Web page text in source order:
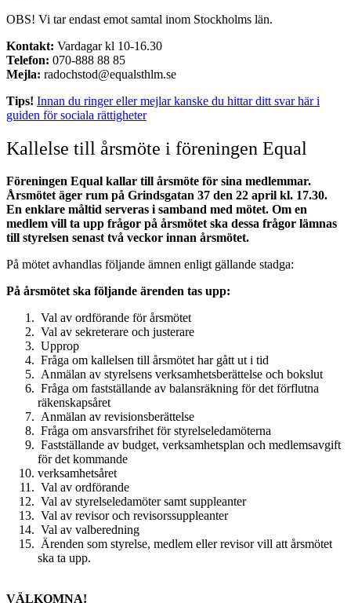
OBS! Vi tar endast emot samtal inom Stockholms län.
Kontakt: Vardagar kl 10-16.30
Telefon: 070-888 88 85
Mejla: radochstod@equalsthlm.se
Tips! Innan du ringer eller mejlar kanske du hittar ditt svar här i
guiden för sociala rättigheter
Kallelse till årsmöte i föreningen Equal
Föreningen Equal kallar till årsmöte för sina medlemmar.
Årsmötet äger rum på Grindsgatan 37 den 22 april kl. 17.30.
En enklare måltid serveras i samband med mötet. Om en
medlem vill ta upp frågor på årsmötet ska dessa frågor lämnas
till styrelsen senast två veckor innan årsmötet.
På mötet avhandlas följande ämnen enligt gällande stadga:
På årsmötet ska följande ärenden tas upp:
Val av ordförande för årsmötet
Val av sekreterare och justerare
Upprop
Fråga om kallelsen till årsmötet har gått ut i tid
Anmälan av styrelsens verksamhetsberättelse och bokslut
Fråga om fastställande av balansräkning för det förflutna
räkenskapsåret
Anmälan av revisionsberättelse
Fråga om ansvarsfrihet för styrelseledamöterna
Fastställande av budget, verksamhetsplan och medlemsavgift
för det kommande
verksamhetsåret
Val av ordförande
Val av styrelseledamöter samt suppleanter
Val av revisor och revisorssuppleanter
Val av valberedning
Ärenden som styrelse, medlem eller revisor vill att årsmötet
ska ta upp.
VÄLKOMNA!